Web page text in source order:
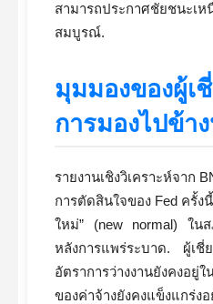
สามารถประกาศชัยชนะเห
สมบูรณ์.
มุมมองของผู้เ
การมองไปข้า
รายงานเชิงวิเคราะห์จาก
การตัดสินใจของ Fed ครั้ง
ใหม่” (new normal) ในส
หลังการแพร่ระบาด. ผู้เ
อัตราการว่างงานยังคงอยู่
ของค่าจ้างยังคงแข็งแกร่ง